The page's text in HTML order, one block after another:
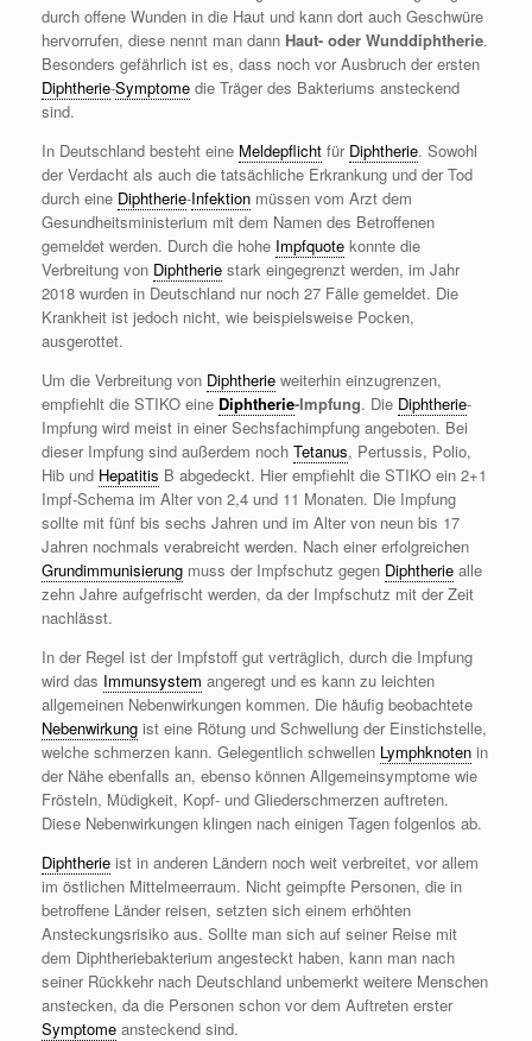
durch offene Wunden in die Haut und kann dort auch Geschwüre
hervorrufen, diese nennt man dann Haut- oder Wunddiphtherie.
Besonders gefährlich ist es, dass noch vor Ausbruch der ersten
Diphtherie-Symptome die Träger des Bakteriums ansteckend
sind.
In Deutschland besteht eine Meldepflicht für Diphtherie. Sowohl
der Verdacht als auch die tatsächliche Erkrankung und der Tod
durch eine Diphtherie-Infektion müssen vom Arzt dem
Gesundheitsministerium mit dem Namen des Betroffenen
gemeldet werden. Durch die hohe Impfquote konnte die
Verbreitung von Diphtherie stark eingegrenzt werden, im Jahr
2018 wurden in Deutschland nur noch 27 Fälle gemeldet. Die
Krankheit ist jedoch nicht, wie beispielsweise Pocken,
ausgerottet.
Um die Verbreitung von Diphtherie weiterhin einzugrenzen,
empfiehlt die STIKO eine Diphtherie-Impfung. Die Diphtherie-
Impfung wird meist in einer Sechsfachimpfung angeboten. Bei
dieser Impfung sind außerdem noch Tetanus, Pertussis, Polio,
Hib und Hepatitis B abgedeckt. Hier empfiehlt die STIKO ein 2+1
Impf-Schema im Alter von 2,4 und 11 Monaten. Die Impfung
sollte mit fünf bis sechs Jahren und im Alter von neun bis 17
Jahren nochmals verabreicht werden. Nach einer erfolgreichen
Grundimmunisierung muss der Impfschutz gegen Diphtherie alle
zehn Jahre aufgefrischt werden, da der Impfschutz mit der Zeit
nachlässt.
In der Regel ist der Impfstoff gut verträglich, durch die Impfung
wird das Immunsystem angeregt und es kann zu leichten
allgemeinen Nebenwirkungen kommen. Die häufig beobachtete
Nebenwirkung ist eine Rötung und Schwellung der Einstichstelle,
welche schmerzen kann. Gelegentlich schwellen Lymphknoten in
der Nähe ebenfalls an, ebenso können Allgemeinsymptome wie
Frösteln, Müdigkeit, Kopf- und Gliederschmerzen auftreten.
Diese Nebenwirkungen klingen nach einigen Tagen folgenlos ab.
Diphtherie ist in anderen Ländern noch weit verbreitet, vor allem
im östlichen Mittelmeerraum. Nicht geimpfte Personen, die in
betroffene Länder reisen, setzten sich einem erhöhten
Ansteckungsrisiko aus. Sollte man sich auf seiner Reise mit
dem Diphtheriebakterium angesteckt haben, kann man nach
seiner Rückkehr nach Deutschland unbemerkt weitere Menschen
anstecken, da die Personen schon vor dem Auftreten erster
Symptome ansteckend sind.